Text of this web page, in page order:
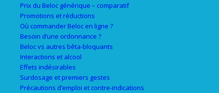
Prix du Beloc générique – comparatif
Promotions et réductions
Où commander Beloc en ligne ?
Besoin d’une ordonnance ?
Beloc vs autres bêta-bloquants
Interactions et alcool
Effets indésirables
Surdosage et premiers gestes
Précautions d’emploi et contre-indications